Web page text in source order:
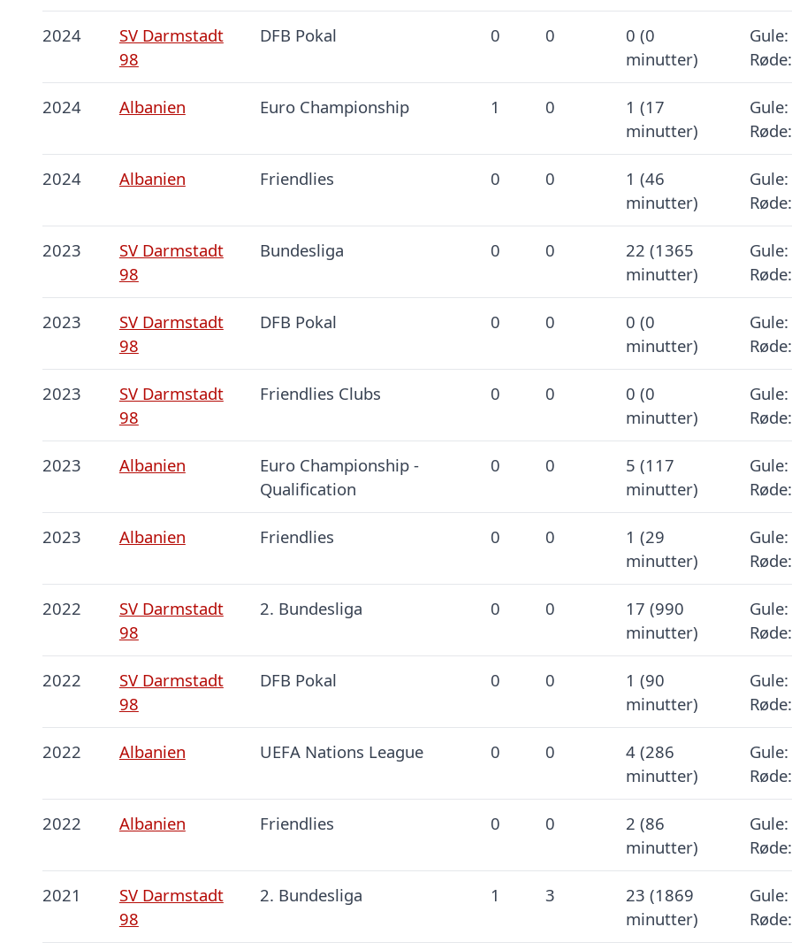
2024
SV Darmstadt
98
DFB Pokal 0 0
0 (0
minutter)
2024 Albanien Euro Championship 1 0
1 (17
minutter)
2024 Albanien Friendlies 0 0
1 (46
minutter)
2023
SV Darmstadt
98
Bundesliga 0 0
22 (1365
minutter)
2023
SV Darmstadt
98
DFB Pokal 0 0
0 (0
minutter)
2023
SV Darmstadt
98
Friendlies Clubs 0 0
0 (0
minutter)
2023 Albanien
Euro Championship -
Qualification
0 0
5 (117
minutter)
2023 Albanien Friendlies 0 0
1 (29
minutter)
2022
SV Darmstadt
98
2. Bundesliga 0 0
17 (990
minutter)
2022
SV Darmstadt
98
DFB Pokal 0 0
1 (90
minutter)
2022 Albanien UEFA Nations League 0 0
4 (286
minutter)
2022 Albanien Friendlies 0 0
2 (86
minutter)
2021
SV Darmstadt
98
2. Bundesliga 1 3
23 (1869
minutter)